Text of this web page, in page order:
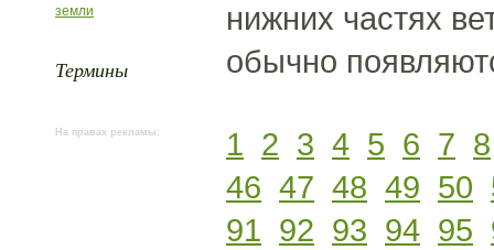
земли
Термины
На правах рекламы:
нижних частях
обычно
1 2 3 4 5 6 7 8
46 47 48 49 50
91 92 93 94 95